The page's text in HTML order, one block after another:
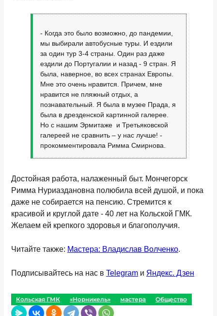
- Когда это было возможно, до пандемии,
мы выбирали автобусные туры. И ездили
за один тур 3-4 страны. Один раз даже
ездили до Португалии и назад - 9 стран. Я
была, наверное, во всех странах Европы.
Мне это очень нравится. Причем, мне
нравится не пляжный отдых, а
познавательный. Я была в музее Прада, я
была в дрезденской картинной галерее.
Но с нашим Эрмитаже и Третьяковской
галереей не сравнить – у нас лучше! -
прокомментировала Римма Смирнова.
Достойная работа, налаженный быт. Мончегорск
Римма Нуриаздановна полюбила всей душой, и пока
даже не собирается на пенсию. Стремится к
красивой и круглой дате - 40 лет на Кольской ГМК.
Желаем ей крепкого здоровья и благополучия.
Читайте также: Мастера: Владислав Волченко.
Подписывайтесь на нас в Telegram и Яндекс. Дзен
Кольская ГМК «Норникель» мастера Общество